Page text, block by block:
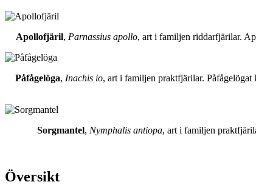
Apollofjäril, Parnassius apollo, art i familjen riddarfjärilar.
Påfågelöga, Inachis io, art i familjen praktfjärilar.
Sorgmantel, Nymphalis antiopa, art i familjen
Översikt